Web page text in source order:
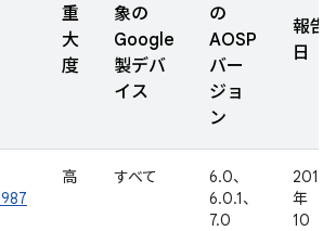
重
大
度
象の
Google
製デバ
イス
の
AOSP
バー
ジョ
ン
報告
日
高 すべて
6.0、
6.0.1、
7.0
2015
年
10